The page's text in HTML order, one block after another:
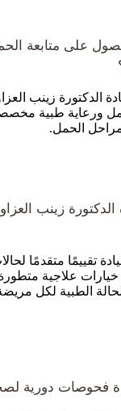
على متابعة
الدكتورة زينب
ورعاية طبية
الحمل.
زينب
تقييمًا متقدمًا
خيارات علاجية متطورة
الطبية لكل مريضة
فحوصات دورية